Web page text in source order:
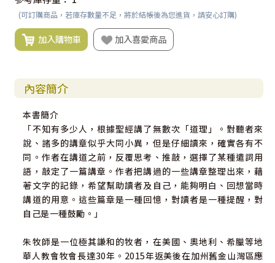
(可訂購商品，若庫存數量不足，將於結帳後為您進貨，請安心訂購)
加入購物車 加入喜愛商品
內容簡介
本書簡介
「不知有多少人，根據聖經講了無數次「道理」。對聽者來
說、諸多的講章似乎大同小異，但是仔細讀來，確實各有不
同。作者在講道之前，反覆思考、推敲，選擇了某種遣詞用
語，敲定了一篇講章。作者把講過的一些講章整理出來，藉
著文字的記錄，希望幫助讀者及自己，能夠明白、回想當時
講道的用意。這些篇章是一種回憶，對讀者是一種提醒，對
自己是一種鼓勵。」
朱牧師是一位極其謙和的牧者，在美國、奧地利、希臘等地
華人教會牧會長達30年。2015年返美後在加州舊金山灣區應